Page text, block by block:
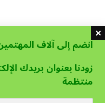
انضم إلى آلاف
زودنا بعنوان بريدك
منتظمة